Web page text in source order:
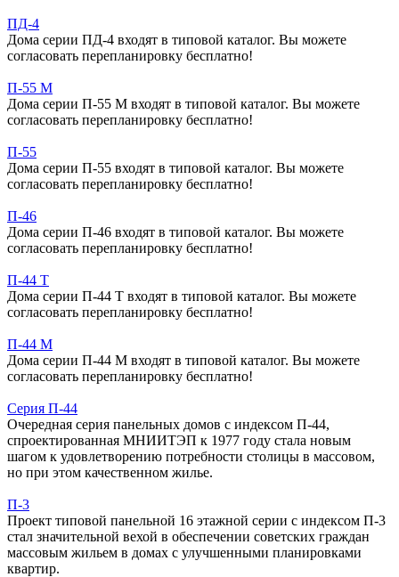
ПД-4
Дома серии ПД-4 входят в типовой каталог. Вы можете
согласовать перепланировку бесплатно!
П-55 М
Дома серии П-55 М входят в типовой каталог. Вы можете
согласовать перепланировку бесплатно!
П-55
Дома серии П-55 входят в типовой каталог. Вы можете
согласовать перепланировку бесплатно!
П-46
Дома серии П-46 входят в типовой каталог. Вы можете
согласовать перепланировку бесплатно!
П-44 Т
Дома серии П-44 Т входят в типовой каталог. Вы можете
согласовать перепланировку бесплатно!
П-44 М
Дома серии П-44 М входят в типовой каталог. Вы можете
согласовать перепланировку бесплатно!
Серия П-44
Очередная серия панельных домов с индексом П-44,
спроектированная МНИИТЭП к 1977 году стала новым
шагом к удовлетворению потребности столицы в массовом,
но при этом качественном жилье.
П-3
Проект типовой панельной 16 этажной серии с индексом П-3
стал значительной вехой в обеспечении советских граждан
массовым жильем в домах с улучшенными планировками
квартир.